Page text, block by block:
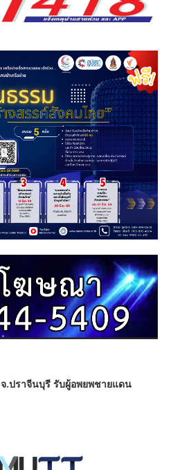
จ.ปราจีนบุรี รับผู้อพยพชายแดน